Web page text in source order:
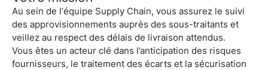
Au sein de l’équipe Supply Chain, vous assurez le suivi
des approvisionnements auprès des sous-traitants et
veillez au respect des délais de livraison attendus.
Vous êtes un acteur clé dans l’anticipation des risques
fournisseurs, le traitement des écarts et la sécurisation